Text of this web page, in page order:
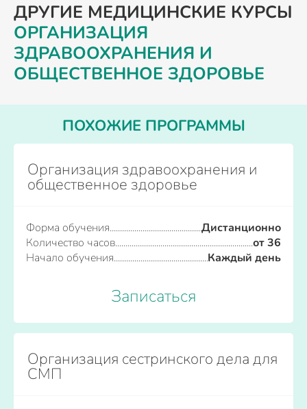
ДРУГИЕ МЕДИЦИНСКИЕ КУРСЫ
ОРГАНИЗАЦИЯ
ЗДРАВООХРАНЕНИЯ И
ОБЩЕСТВЕННОЕ ЗДОРОВЬЕ
ПОХОЖИЕ ПРОГРАММЫ
Организация здравоохранения и
общественное здоровье
Форма обучения
Дистанционно
Количество часов
от 36
Начало обучения
Каждый день
Записаться
Организация сестринского дела для
СМП